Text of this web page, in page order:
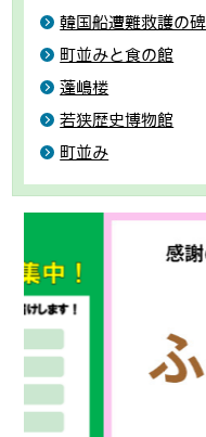
韓国船遭難救護の碑
町並みと食の館
蓬嶋楼
若狭歴史博物館
町並み